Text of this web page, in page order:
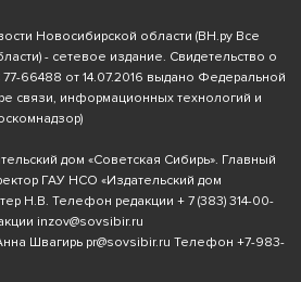
Новосибирской области (ВН.ру Все
- сетевое издание. Свидетельство о
66488 от 14.07.2016 выдано Федеральной
связи, информационных технологий и
дом «Советская Сибирь». Главный
ГАУ НСО «Издательский дом
Н.В. Телефон редакции + 7 (383) 314-00-
inzov@sovsibir.ru
Швагирь pr@sovsibir.ru Телефон +7-983-